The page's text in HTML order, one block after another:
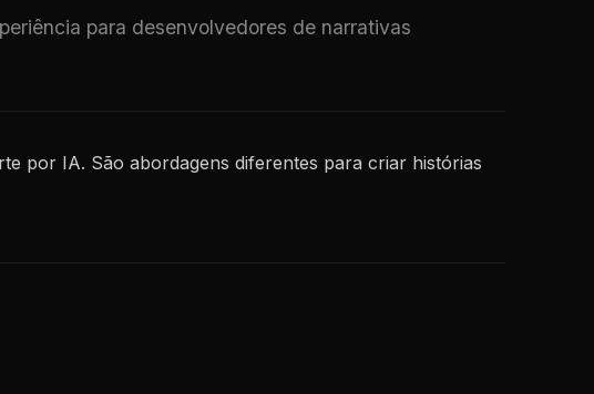
para desenvolvedores de narrativas
por IA. São abordagens diferentes para criar histórias